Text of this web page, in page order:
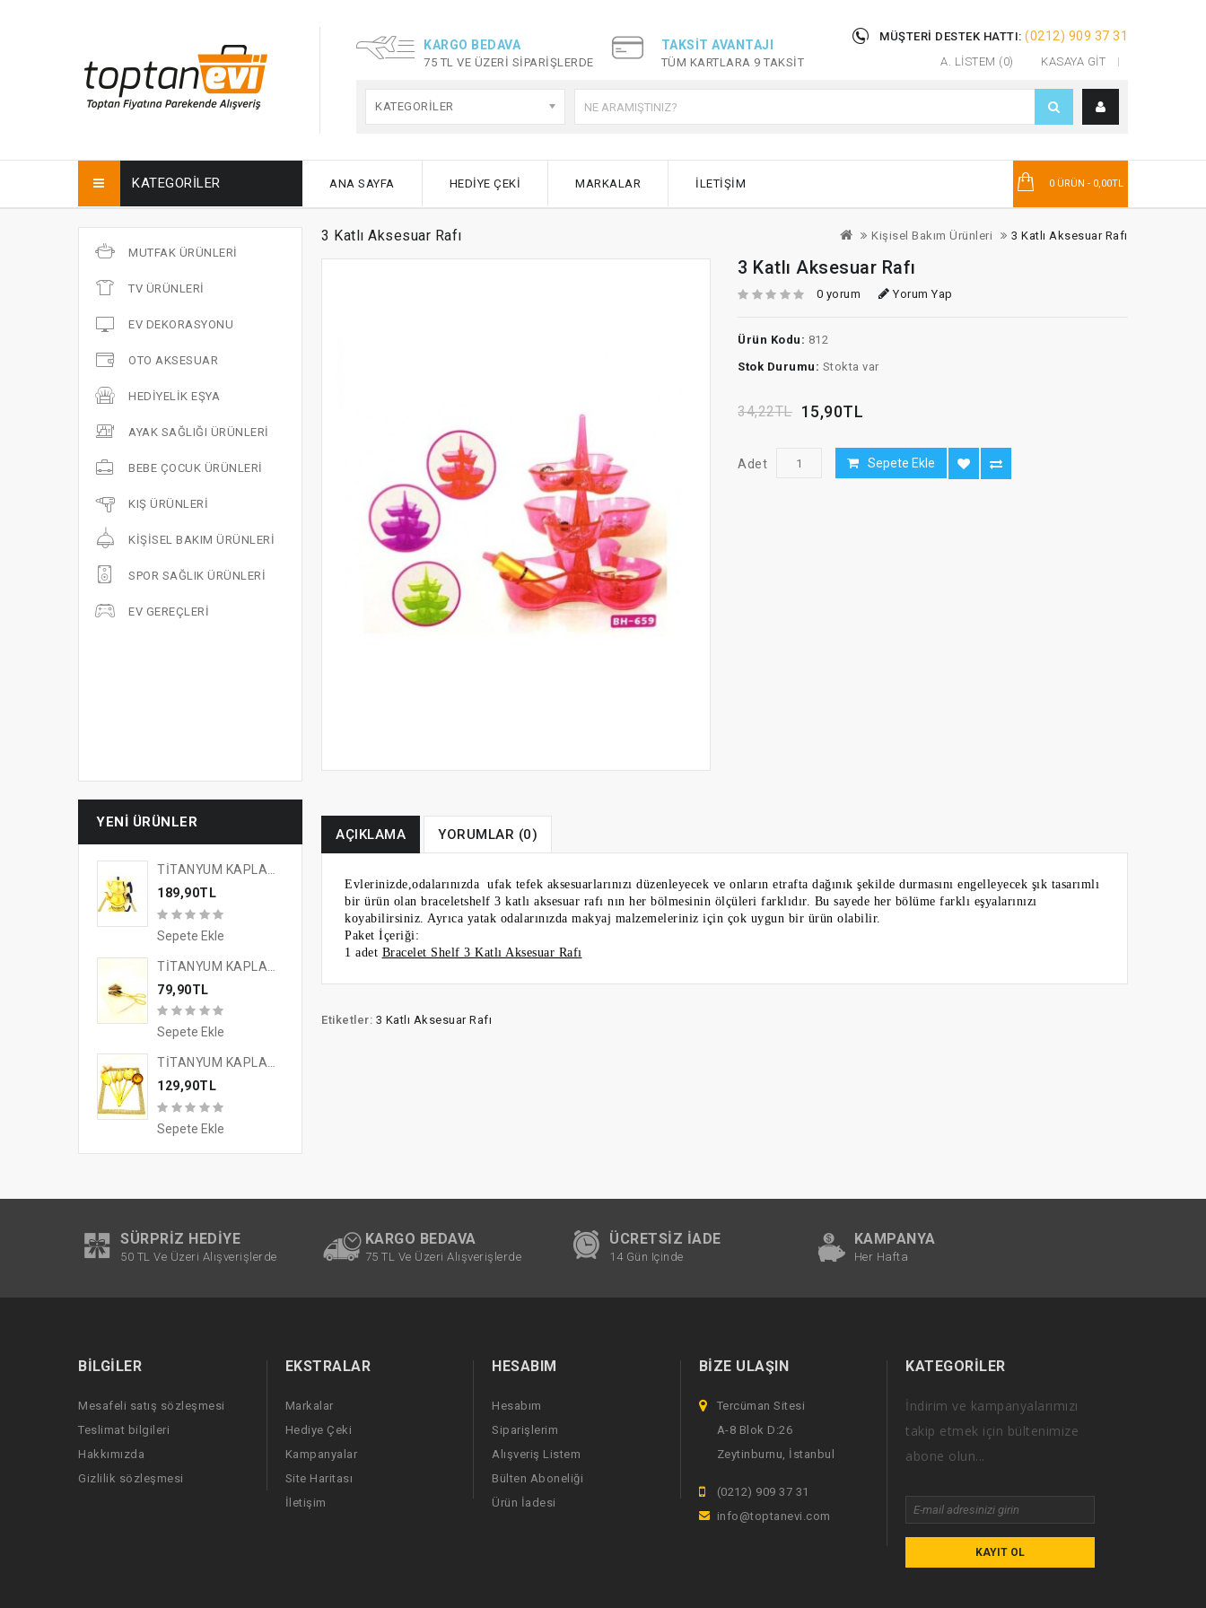
MÜŞTERI DESTEK HATTI:
KARGO BEDAVA
75 TL VE ÜZERI SIPARIŞLERDE
TAKSIT AVANTAJI
TÜM KARTLARA 9 TAKSIT
(0212) 909 37 31
A. LISTEM (0) KASAYA GIT
KATEGORILER
KATEGORILER ANA SAYFA HEDIYE ÇEKI MARKALAR İLETIŞIM 0 ÜRÜN - 0,00TL
MUTFAK ÜRÜNLERI
TV ÜRÜNLERI
EV DEKORASYONU
OTO AKSESUAR
HEDIYELIK EŞYA
AYAK SAĞLIĞI ÜRÜNLERI
BEBE ÇOCUK ÜRÜNLERI
KIŞ ÜRÜNLERI
KIŞISEL BAKIM ÜRÜNLERI
SPOR SAĞLIK ÜRÜNLERI
EV GEREÇLERI
YENI ÜRÜNLER
TİTANYUM KAPLAMA GOLD TASARIM ÇAYKEYFİ ÇAYDANLIK
189,90TL
Sepete Ekle
79,90TL
Sepete Ekle
TİTANYUM KAPLAMA GOLD TASARIM 5'Lİ SERVİS SETİ
129,90TL
Sepete Ekle
Kişisel Bakım Ürünleri 3 Katlı Aksesuar Rafı
3 Katlı Aksesuar Rafı
3 Katlı Aksesuar Rafı
0 yorum Yorum Yap
Ürün Kodu: 812
Stok Durumu: Stokta var
34,22TL 15,90TL
Adet Sepete Ekle
AÇIKLAMA YORUMLAR (0)
Evlerinizde,odalarınızda ufak tefek aksesuarlarınızı düzenleyecek ve onların etrafta dağınık şekilde durmasını engelleyecek şık tasarımlı
bir ürün olan braceletshelf 3 katlı aksesuar rafı nın her bölmesinin ölçüleri farklıdır. Bu sayede her bölüme farklı eşyalarınızı
koyabilirsiniz. Ayrıca yatak odalarınızda makyaj malzemeleriniz için çok uygun bir ürün olabilir.
Paket İçeriği:
1 adet Bracelet Shelf 3 Katlı Aksesuar Rafı
Etiketler: 3 Katlı Aksesuar Rafı
SÜRPRIZ HEDIYE
50 TL Ve Üzeri Alışverişlerde
KARGO BEDAVA
75 TL Ve Üzeri Alışverişlerde
ÜCRETSIZ İADE
14 Gün Içinde
KAMPANYA
Her Hafta
BILGILER
Mesafeli satış sözleşmesi
Teslimat bilgileri
Hakkımızda
Gizlilik sözleşmesi
EKSTRALAR
Markalar
Hediye Çeki
Kampanyalar
Site Haritası
İletişim
HESABIM
Hesabım
Siparişlerim
Alışveriş Listem
Bülten Aboneliği
Ürün İadesi
BIZE ULAŞIN
Tercüman Sitesi
A-8 Blok D:26
Zeytinburnu, İstanbul
(0212) 909 37 31
info@toptanevi.com
KATEGORILER
İndirim ve kampanyalarımızı
takip etmek için bültenimize
abone olun...
KAYIT OL